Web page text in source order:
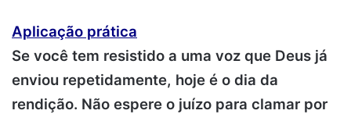
Aplicação prática
Se você tem resistido a uma voz que Deus já
enviou repetidamente, hoje é o dia da
rendição. Não espere o juízo para clamar por